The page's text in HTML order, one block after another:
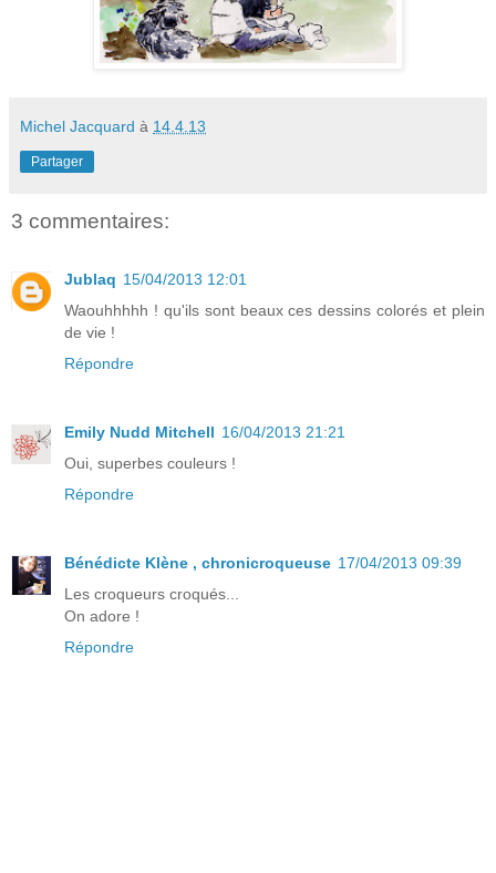
Michel Jacquard à 14.4.13
Partager
3 commentaires:
Jublaq 15/04/2013 12:01
Waouhhhhh ! qu'ils sont beaux ces dessins colorés et plein
de vie !
Répondre
Emily Nudd Mitchell 16/04/2013 21:21
Oui, superbes couleurs !
Répondre
Bénédicte Klène , chronicroqueuse 17/04/2013 09:39
Les croqueurs croqués...
On adore !
Répondre